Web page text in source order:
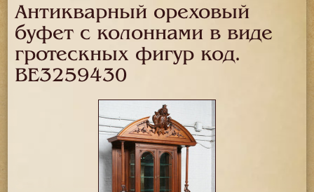
Антикварный ореховый
буфет с колоннами в виде
гротескных фигур код.
BE3259430